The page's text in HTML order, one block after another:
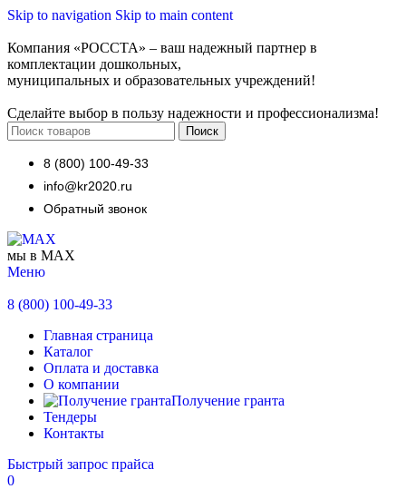
Skip to navigation Skip to main content
Компания «РОССТА» – ваш надежный партнер в
комплектации дошкольных,
муниципальных и образовательных учреждений!
Сделайте выбор в пользу надежности и профессионализма!
Поиск
8 (800) 100-49-33
info@kr2020.ru
Обратный звонок
мы в MAX
Меню
8 (800) 100-49-33
Главная страница
Каталог
Оплата и доставка
О компании
Получение гранта
Тендеры
Контакты
Быстрый запрос прайса
0